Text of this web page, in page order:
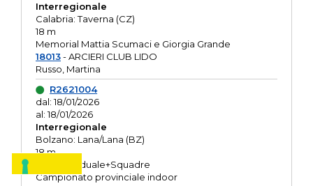
Interregionale
Calabria: Taverna (CZ)
18 m
Memorial Mattia Scumaci e Giorgia Grande
18013- ARCIERI CLUB LIDO
Russo, Martina
R2621004
dal: 18/01/2026
al: 18/01/2026
Interregionale
Bolzano: Lana/Lana (BZ)
18 m
O.R. Individuale+Squadre
Campionato provinciale indoor